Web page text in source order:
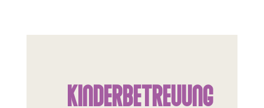
Kinderbetreuung